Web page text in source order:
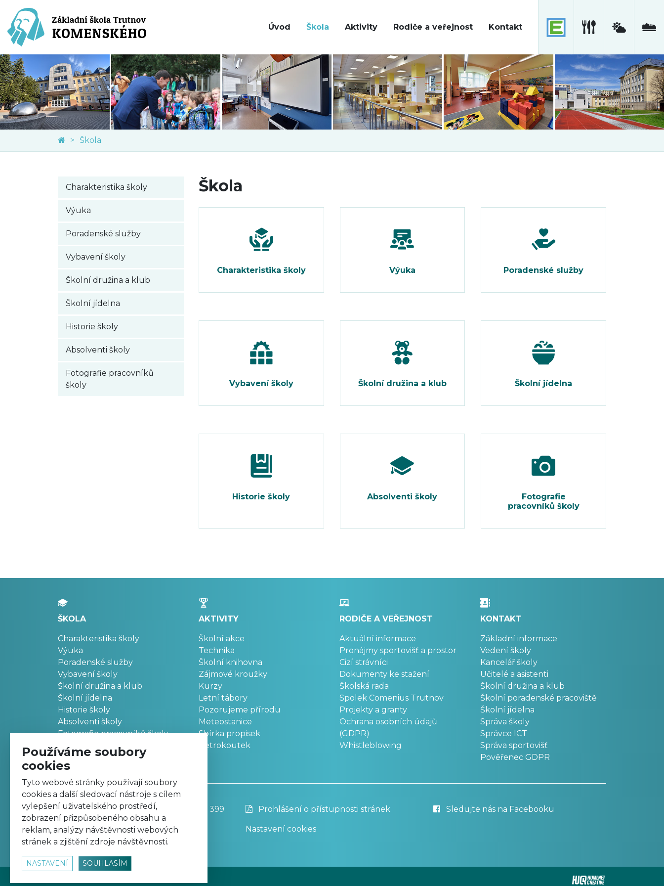
Úvod Škola Aktivity Rodiče a veřejnost Kontakt
Škola
Charakteristika školy
Výuka
Poradenské služby
Vybavení školy
Školní družina a klub
Školní jídelna
Historie školy
Absolventi školy
Fotografie pracovníků
školy
Škola
Charakteristika školy Výuka Poradenské služby
Vybavení školy Školní družina a klub Školní jídelna
Historie školy Absolventi školy
Fotografie
pracovníků školy
ŠKOLA
Charakteristika školy
Výuka
Poradenské služby
Vybavení školy
Školní družina a klub
Školní jídelna
Historie školy
Absolventi školy
Fotografie pracovníků školy
AKTIVITY
Školní akce
Technika
Školní knihovna
Zájmové kroužky
Kurzy
Letní tábory
Pozorujeme přírodu
Meteostanice
Sbírka propisek
Retrokoutek
RODIČE A VEŘEJNOST
Aktuální informace
Pronájmy sportovišť a prostor
Cizí strávníci
Dokumenty ke stažení
Školská rada
Spolek Comenius Trutnov
Projekty a granty
Ochrana osobních údajů
(GDPR)
Whistleblowing
KONTAKT
Základní informace
Vedení školy
Kancelář školy
Učitelé a asistenti
Školní družina a klub
Školní poradenské pracoviště
Školní jídelna
Správa školy
Správce ICT
Správa sportovišť
Pověřenec GDPR
Základní škola, Trutnov, Komenského 399
499 811 195
zskomtu@zskomtu.cz
Prohlášení o přístupnosti stránek
Nastavení cookies
Sledujte nás na Facebooku
Používáme soubory
cookies
Tyto webové stránky používají soubory
cookies a další sledovací nástroje s cílem
vylepšení uživatelského prostředí,
zobrazení přizpůsobeného obsahu a
reklam, analýzy návštěvnosti webových
stránek a zjištění zdroje návštěvnosti.
NASTAVENÍ SOUHLASÍM